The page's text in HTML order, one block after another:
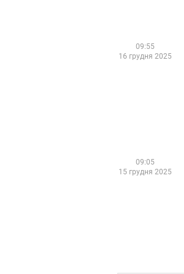
09:55
16 грудня 2025
09:05
15 грудня 2025